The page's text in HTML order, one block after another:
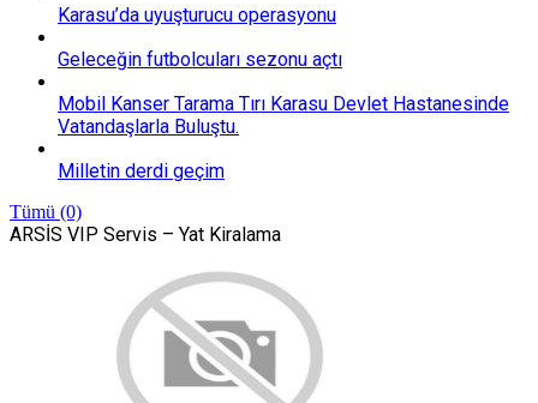
Karasu’da uyuşturucu operasyonu
Geleceğin futbolcuları sezonu açtı
Mobil Kanser Tarama Tırı Karasu Devlet Hastanesinde
Vatandaşlarla Buluştu.
Milletin derdi geçim
Tümü (0)
ARSİS VIP Servis – Yat Kiralama